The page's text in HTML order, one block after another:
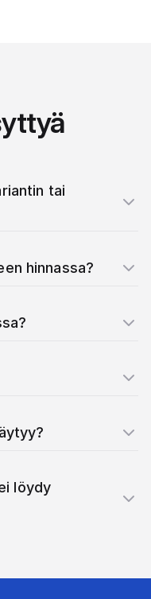
tai
hinnassa?
löydy